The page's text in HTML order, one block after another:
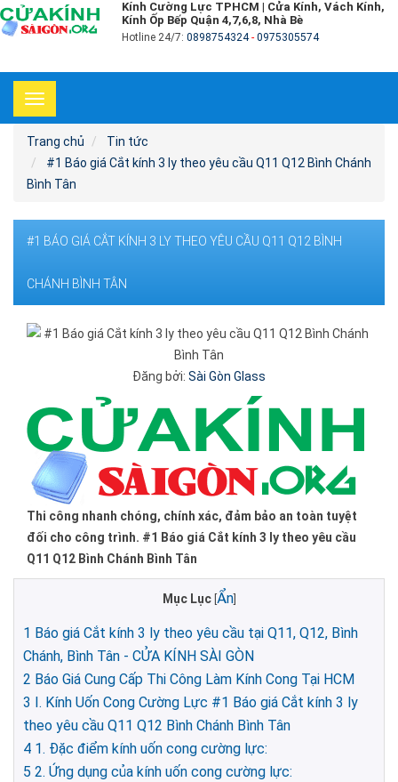
Kính Cường Lực TPHCM | Cửa Kính, Vách Kính,
Kính Ốp Bếp Quận 4,7,6,8, Nhà Bè
Hotline 24/7: 0898754324- 0975305574
Toggle
navigation
Trang chủ
Tin tức
#1 Báo giá Cắt kính 3 ly theo yêu cầu Q11 Q12 Bình Chánh
Bình Tân
#1 BÁO GIÁ CẮT KÍNH 3 LY THEO YÊU CẦU Q11 Q12 BÌNH
CHÁNH BÌNH TÂN
Đăng bởi: Sài Gòn Glass
Thi công nhanh chóng, chính xác, đảm bảo an toàn tuyệt
đối cho công trình. #1 Báo giá Cắt kính 3 ly theo yêu cầu
Q11 Q12 Bình Chánh Bình Tân
Mục Lục Ẩn]
1 Báo giá Cắt kính 3 ly theo yêu cầu tại Q11, Q12, Bình
Chánh, Bình Tân - CỬA KÍNH SÀI GÒN
2 Báo Giá Cung Cấp Thi Công Làm Kính Cong Tại HCM
3 I. Kính Uốn Cong Cường Lực #1 Báo giá Cắt kính 3 ly
theo yêu cầu Q11 Q12 Bình Chánh Bình Tân
4 1. Đặc điểm kính uốn cong cường lực:
5 2. Ứng dụng của kính uốn cong cường lực: